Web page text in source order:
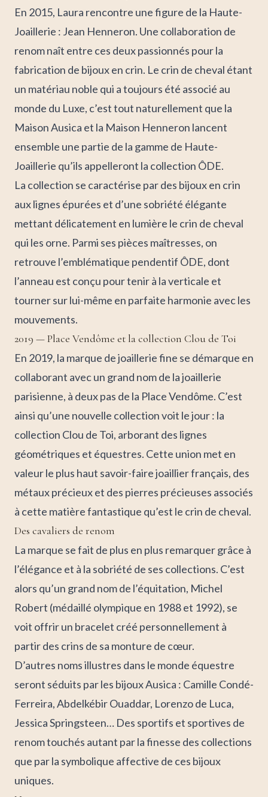
En 2015, Laura rencontre une figure de la Haute-
Joaillerie : Jean Henneron. Une collaboration de
renom naît entre ces deux passionnés pour la
fabrication de bijoux en crin. Le crin de cheval étant
un matériau noble qui a toujours été associé au
monde du Luxe, c’est tout naturellement que la
Maison Ausica et la Maison Henneron lancent
ensemble une partie de la gamme de Haute-
Joaillerie qu’ils appelleront la collection ÔDE.
La collection se caractérise par des bijoux en crin
aux lignes épurées et d’une sobriété élégante
mettant délicatement en lumière le crin de cheval
qui les orne. Parmi ses pièces maîtresses, on
retrouve l’emblématique pendentif ÔDE, dont
l’anneau est conçu pour tenir à la verticale et
tourner sur lui-même en parfaite harmonie avec les
mouvements.
2019 — Place Vendôme et la collection Clou de Toi
En 2019, la marque de joaillerie fine se démarque en
collaborant avec un grand nom de la joaillerie
parisienne, à deux pas de la Place Vendôme. C’est
ainsi qu’une nouvelle collection voit le jour : la
collection Clou de Toi, arborant des lignes
géométriques et équestres. Cette union met en
valeur le plus haut savoir-faire joaillier français, des
métaux précieux et des pierres précieuses associés
à cette matière fantastique qu’est le crin de cheval.
Des cavaliers de renom
La marque se fait de plus en plus remarquer grâce à
l’élégance et à la sobriété de ses collections. C’est
alors qu’un grand nom de l’équitation, Michel
Robert (médaillé olympique en 1988 et 1992), se
voit offrir un bracelet créé personnellement à
partir des crins de sa monture de cœur.
D’autres noms illustres dans le monde équestre
seront séduits par les bijoux Ausica : Camille Condé-
Ferreira, Abdelkébir Ouaddar, Lorenzo de Luca,
Jessica Springsteen… Des sportifs et sportives de
renom touchés autant par la finesse des collections
que par la symbolique affective de ces bijoux
uniques.